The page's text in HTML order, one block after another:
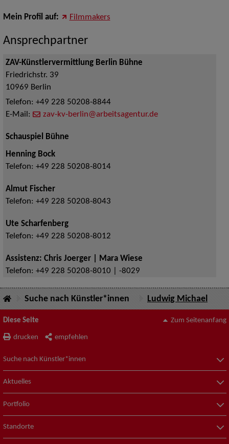
Mein Profil auf: Filmmakers
Ansprechpartner
ZAV-Künstlervermittlung Berlin Bühne
Friedrichstr. 39
10969 Berlin
Telefon: +49 228 50208-8844
E-Mail:
zav-kv-berlin@arbeitsagentur.de
Schauspiel Bühne
Henning Bock
Telefon: +49 228 50208-8014
Almut Fischer
Telefon: +49 228 50208-8043
Ute Scharfenberg
Telefon: +49 228 50208-8012
Assistenz: Chris Joerger | Mara Wiese
Telefon: +49 228 50208-8010 | -8029
Suche nach Künstler*innen Ludwig Michael
Diese Seite
drucken empfehlen
Zum Seitenanfang
Suche nach Künstler*innen
Aktuelles
Portfolio
Standorte